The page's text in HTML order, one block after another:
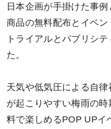
日本企画が手掛けた事例
商品の無料配布とイベン
トライアルとパブリシ
た。
天気や低気圧による自
が起こりやすい梅雨の
料で楽しめるPOP UPイ